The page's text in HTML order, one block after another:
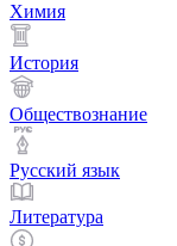
Химия
История
Обществознание
Русский язык
Литература